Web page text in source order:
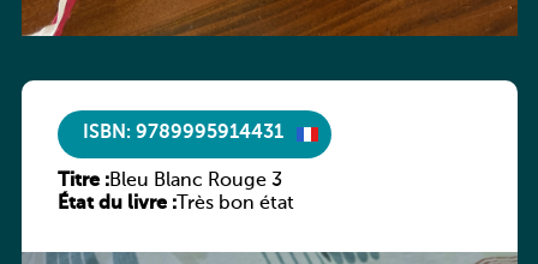
ISBN: 9789995914431
Titre :Bleu Blanc Rouge 3
État du livre :Très bon état